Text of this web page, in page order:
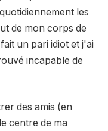
les
de mon corps de
un pari idiot et j'ai
incapable de
des amis (en
centre de ma